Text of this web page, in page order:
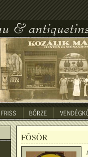
FÕSÖR